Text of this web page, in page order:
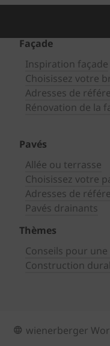
Façade
Inspiration façade
Choisissez votre
Adresses de
Rénovation de la
Pavés
Allée ou terrasse
Choisissez votre
Adresses de
Pavés drainants
Thèmes
Conseils pour
Construction
wienerberger